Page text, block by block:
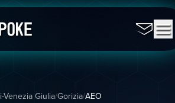
Venezia Giulia/Gorizia/AEO